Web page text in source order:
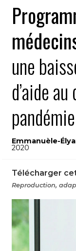
une
d’aide
pandémie
Emmanuèle-
2020
Télécharger
Reproduction,